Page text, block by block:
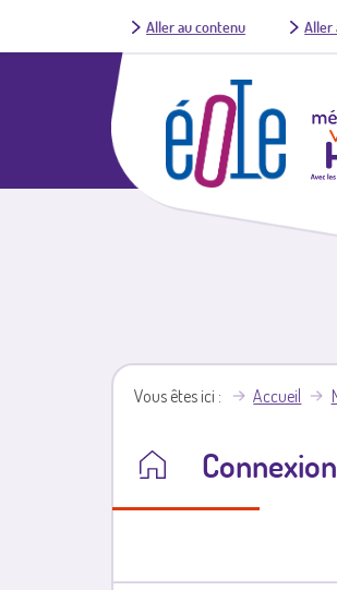
Aller au contenu Aller
Vous êtes ici Accueil
Connexion